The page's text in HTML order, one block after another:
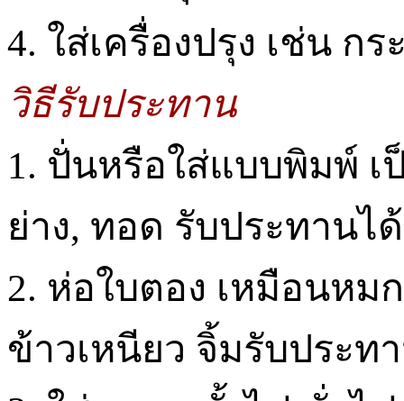
4. ใส่เครื่องปรุง เช่น ก
วิธีรับประทาน
1. ปั่นหรือใส่แบบพิมพ์
ย่าง, ทอด รับประทานได้
2. ห่อใบตอง เหมือนหม
ข้าวเหนียว จิ้มรับประท